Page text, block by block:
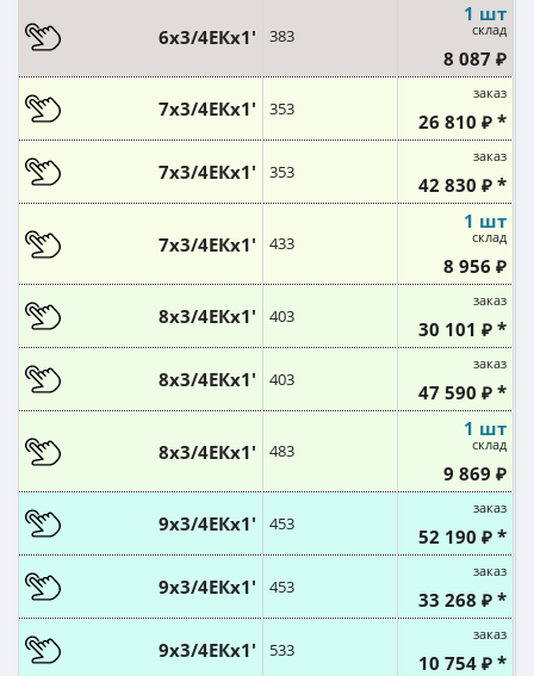
6х3/4ЕКx1' 383
1 шт
склад
8 087 ₽
7х3/4ЕКx1' 353
заказ
26 810 ₽ *
7х3/4ЕКx1' 353
заказ
42 830 ₽ *
7х3/4ЕКx1' 433
1 шт
склад
8 956 ₽
8х3/4ЕКx1' 403
заказ
30 101 ₽ *
8х3/4ЕКx1' 403
заказ
47 590 ₽ *
8х3/4ЕКx1' 483
1 шт
склад
9 869 ₽
9х3/4ЕКx1' 453
заказ
52 190 ₽ *
9х3/4ЕКx1' 453
заказ
33 268 ₽ *
9х3/4ЕКx1' 533
заказ
10 754 ₽ *